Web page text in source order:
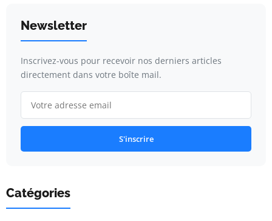
Newsletter
Inscrivez-vous pour recevoir nos derniers articles
directement dans votre boîte mail.
S'inscrire
Catégories